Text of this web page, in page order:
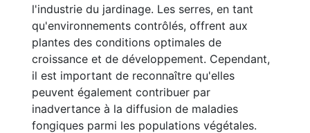
l'industrie du jardinage. Les serres, en tant
qu'environnements contrôlés, offrent aux
plantes des conditions optimales de
croissance et de développement. Cependant,
il est important de reconnaître qu'elles
peuvent également contribuer par
inadvertance à la diffusion de maladies
fongiques parmi les populations végétales.